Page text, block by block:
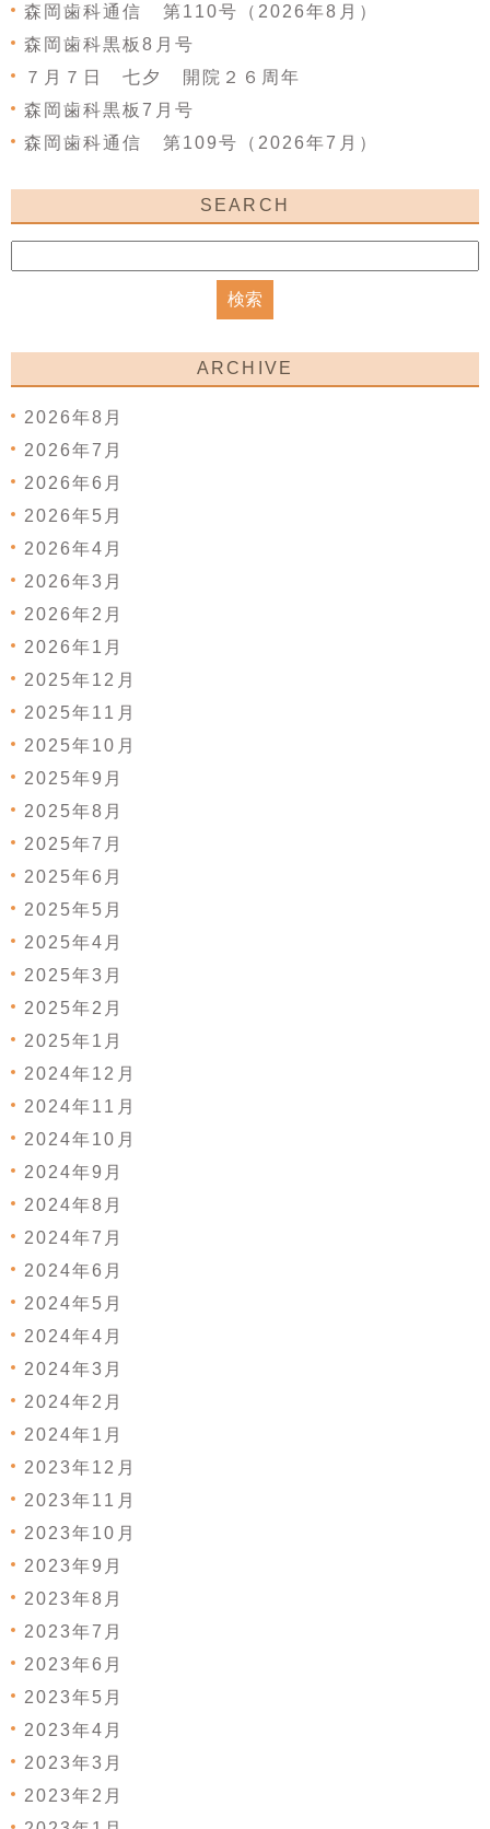
森岡歯科通信 第110号（2026年8月）
森岡歯科黒板8月号
７月７日 七夕 開院２６周年
森岡歯科黒板7月号
森岡歯科通信 第109号（2026年7月）
SEARCH
ARCHIVE
2026年8月
2026年7月
2026年6月
2026年5月
2026年4月
2026年3月
2026年2月
2026年1月
2025年12月
2025年11月
2025年10月
2025年9月
2025年8月
2025年7月
2025年6月
2025年5月
2025年4月
2025年3月
2025年2月
2025年1月
2024年12月
2024年11月
2024年10月
2024年9月
2024年8月
2024年7月
2024年6月
2024年5月
2024年4月
2024年3月
2024年2月
2024年1月
2023年12月
2023年11月
2023年10月
2023年9月
2023年8月
2023年7月
2023年6月
2023年5月
2023年4月
2023年3月
2023年2月